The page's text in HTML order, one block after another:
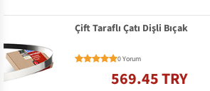
Çift Taraflı Çatı Dişli Bıçak
0 Yorum
569.45 TRY